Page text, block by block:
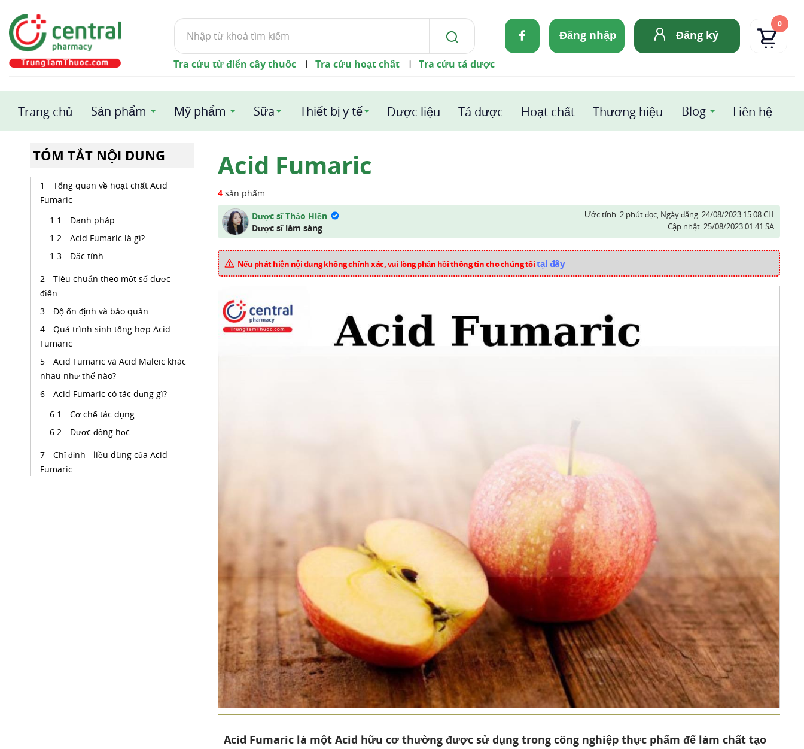
Tìm
kiếm
Đăng nhập Đăng ký
0
Tra cứu từ điển cây thuốc | Tra cứu hoạt chất | Tra cứu tá dược
Trang chủ Sản phẩm Mỹ phẩm Sữa Thiết bị y tế Dược liệu Tá dược Hoạt chất Thương hiệu Blog Liên hệ
TÓM TẮT NỘI DUNG
Tổng quan về hoạt chất Acid
Fumaric
Danh pháp
Acid Fumaric là gì?
Đặc tính
Tiêu chuẩn theo một số dược
điển
Độ ổn định và bảo quản
Quá trình sinh tổng hợp Acid
Fumaric
Acid Fumaric và Acid Maleic khác
nhau như thế nào?
Acid Fumaric có tác dụng gì?
Cơ chế tác dụng
Dược động học
Chỉ định - liều dùng của Acid
Fumaric
Acid Fumaric
4sản phẩm
Dược sĩ Thảo Hiền
Dược sĩ lâm sàng
Ước tính: 2 phút đọc, Ngày đăng:24/08/2023 15:08 CH
Cập nhật:25/08/2023 01:41 SA
Nếu phát hiện nội dung không chính xác, vui lòng phản hồi thông tin cho chúng tôitại đây
Acid Fumaric là một Acid hữu cơ thường được sử dụng trong công nghiệp thực phẩm để làm chất tạo